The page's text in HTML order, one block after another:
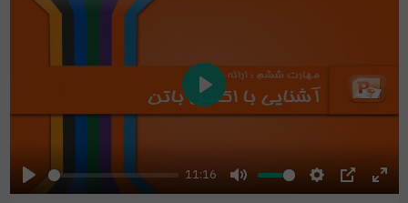
Play
11:16
Mute Settings
PIP
Play